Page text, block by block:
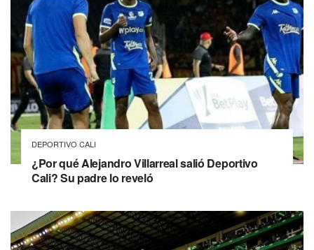
DEPORTIVO CALI
¿Por qué Alejandro Villarreal salió Deportivo
Cali? Su padre lo reveló